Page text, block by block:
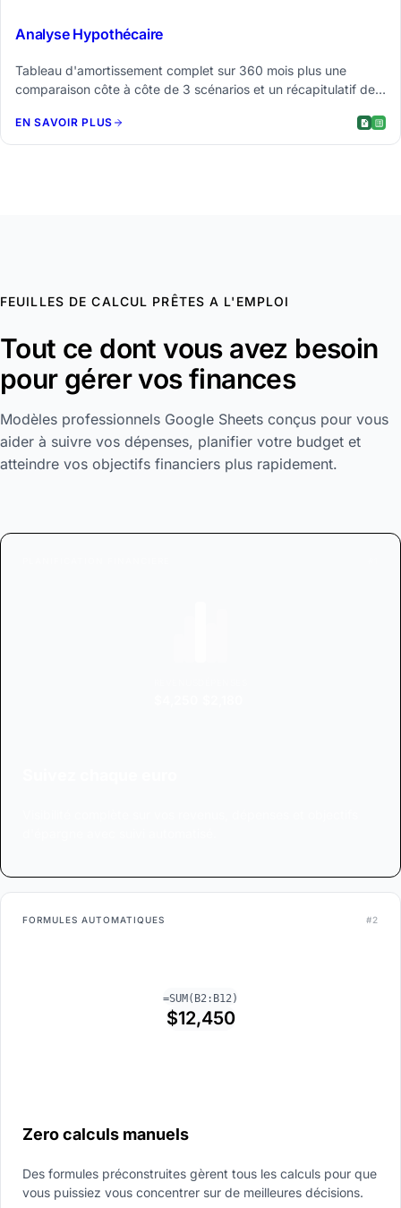
Analyse Hypothécaire
Tableau d'amortissement complet sur 360 mois plus une
comparaison côte à côte de 3 scénarios et un récapitulatif des
EN SAVOIR PLUS
FEUILLES DE CALCUL PRÊTES A L'EMPLOI
Tout ce dont vous avez besoin
pour gérer vos finances
Modèles professionnels Google Sheets conçus pour vous
aider à suivre vos dépenses, planifier votre budget et
atteindre vos objectifs financiers plus rapidement.
FORMULES AUTOMATIQUES #2
=SUM(B2:B12)
$12,450
Zero calculs manuels
Des formules préconstruites gèrent tous les calculs pour que
vous puissiez vous concentrer sur de meilleures décisions.